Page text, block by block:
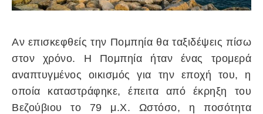
Αν επισκεφθείς την Πομπηία θα ταξιδέψεις πίσω
στον χρόνο. Η Πομπηία ήταν ένας τρομερά
αναπτυγμένος οικισμός για την εποχή του, η
οποία καταστράφηκε, έπειτα από έκρηξη του
Βεζούβιου το 79 μ.Χ. Ωστόσο, η ποσότητα